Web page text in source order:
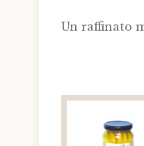
Un raffinato